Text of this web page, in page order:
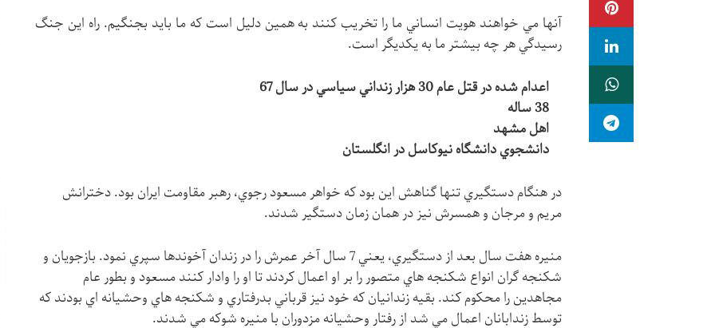
آنها مي خواهند هويت انساني ما را تخريب كنند به همين دليل است كه ما بايد بجنگيم. راه اين جنگ
رسيدگي هر چه بيشتر ما به يكديگر است.
اعدام شده در قتل عام 30 هزار زنداني سياسي در سال 67
اهل مشهد
دانشجوي دانشگاه نيوكاسل در انگلستان
در هنگام دستگيري تنها گناهش اين بود كه خواهر مسعود رجوي، رهبر مقاومت ايران بود. دخترانش
مريم و مرجان و همسرش نيز در همان زمان دستگير شدند.
منيره هفت سال بعد از دستگيري، يعني 7 سال آخر عمرش را در زندان آخوندها سپري نمود. بازجويان و
شكنجه گران انواع شكنجه هاي متصور را بر او اعمال كردند تا او را وادار كنند مسعود و بطور عام
مجاهدين را محكوم كند. بقيه زندانيان كه خود نيز قرباني بدرفتاري و شكنجه هاي وحشيانه اي بودند كه
توسط زندابانان اعمال مي شد از رفتار وحشيانه مزدوران با منيره شوكه مي شدند.